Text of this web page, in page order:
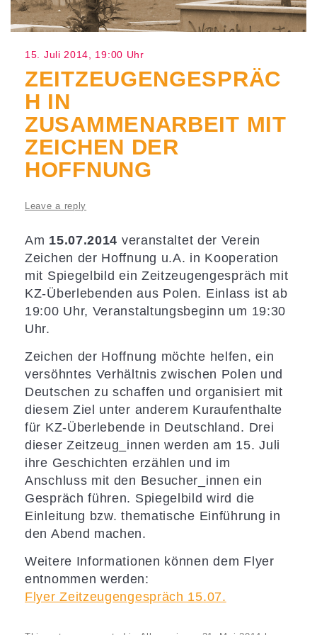
15. Juli 2014, 19:00 Uhr
ZEITZEUGENGESPRÄC
H IN
ZUSAMMENARBEIT MIT
ZEICHEN DER
HOFFNUNG
Leave a reply
Am 15.07.2014 veranstaltet der Verein
Zeichen der Hoffnung u.A. in Kooperation
mit Spiegelbild ein Zeitzeugengespräch mit
KZ-Überlebenden aus Polen. Einlass ist ab
19:00 Uhr, Veranstaltungsbeginn um 19:30
Uhr.
Zeichen der Hoffnung möchte helfen, ein
versöhntes Verhältnis zwischen Polen und
Deutschen zu schaffen und organisiert mit
diesem Ziel unter anderem Kuraufenthalte
für KZ-Überlebende in Deutschland. Drei
dieser Zeitzeug_innen werden am 15. Juli
ihre Geschichten erzählen und im
Anschluss mit den Besucher_innen ein
Gespräch führen. Spiegelbild wird die
Einleitung bzw. thematische Einführung in
den Abend machen.
Weitere Informationen können dem Flyer
entnommen werden:
Flyer Zeitzeugengespräch 15.07.